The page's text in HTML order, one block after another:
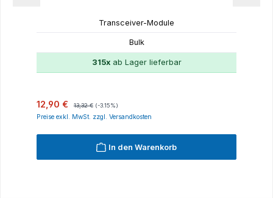
Transceiver-Module
Bulk
315xab Lager lieferbar
Verkaufspreis:
12,90 € Regulärer Preis:
13,32 € (-3.15%)
Preise exkl. MwSt. zzgl. Versandkosten
In den Warenkorb